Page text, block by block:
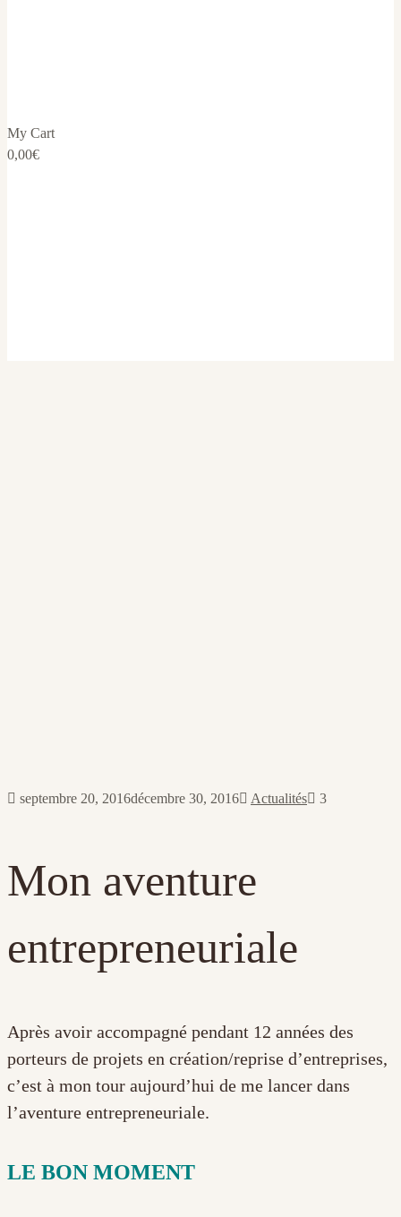
My Cart
0,00€
septembre 20, 2016décembre 30, 2016 Actualités 3
Mon aventure
entrepreneuriale
Après avoir accompagné pendant 12 années des
porteurs de projets en création/reprise d’entreprises,
c’est à mon tour aujourd’hui de me lancer dans
l’aventure entrepreneuriale.
LE BON MOMENT